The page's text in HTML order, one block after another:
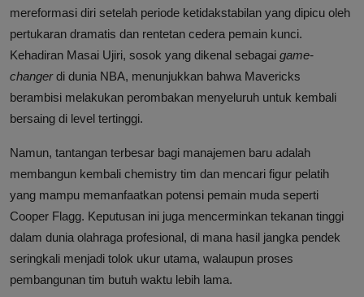
mereformasi diri setelah periode ketidakstabilan yang dipicu oleh
pertukaran dramatis dan rentetan cedera pemain kunci.
Kehadiran Masai Ujiri, sosok yang dikenal sebagai game-
changerdi dunia NBA, menunjukkan bahwa Mavericks
berambisi melakukan perombakan menyeluruh untuk kembali
bersaing di level tertinggi.
Namun, tantangan terbesar bagi manajemen baru adalah
membangun kembali chemistry tim dan mencari figur pelatih
yang mampu memanfaatkan potensi pemain muda seperti
Cooper Flagg. Keputusan ini juga mencerminkan tekanan tinggi
dalam dunia olahraga profesional, di mana hasil jangka pendek
seringkali menjadi tolok ukur utama, walaupun proses
pembangunan tim butuh waktu lebih lama.